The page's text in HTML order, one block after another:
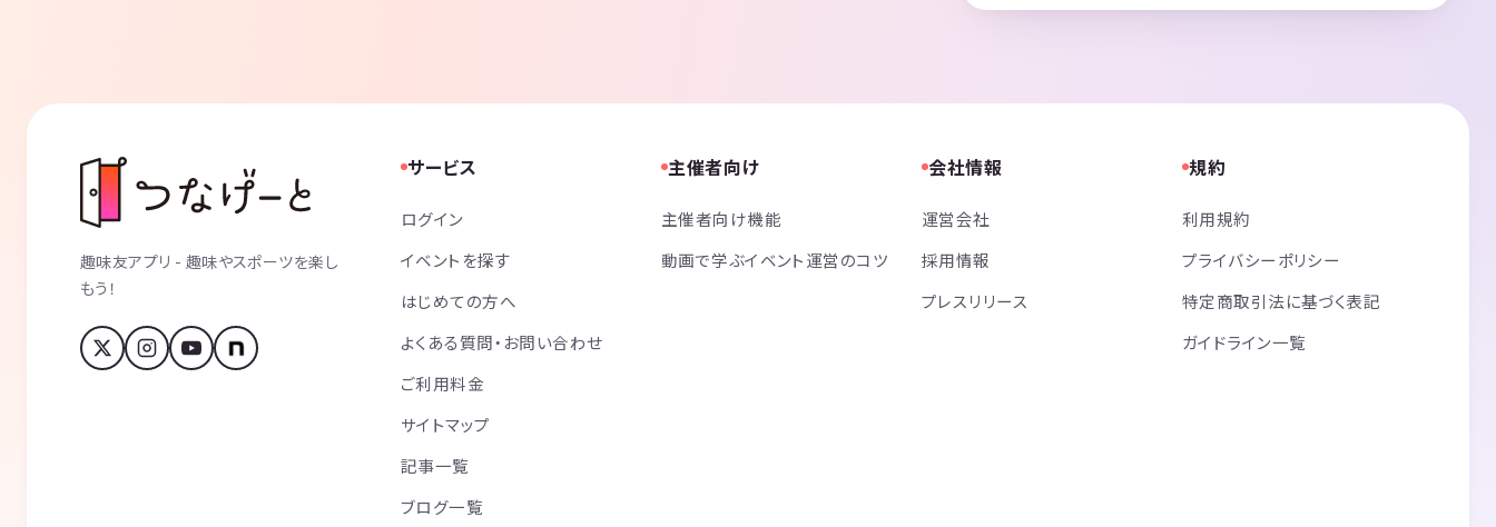
趣味友アプリ - 趣味やスポーツを楽し
もう！
サービス
ログイン
イベントを探す
はじめての方へ
よくある質問・お問い合わせ
ご利用料金
サイトマップ
記事一覧
ブログ一覧
主催者向け
主催者向け機能
動画で学ぶイベント運営のコツ
会社情報
運営会社
採用情報
プレスリリース
規約
利用規約
プライバシーポリシー
特定商取引法に基づく表記
ガイドライン一覧